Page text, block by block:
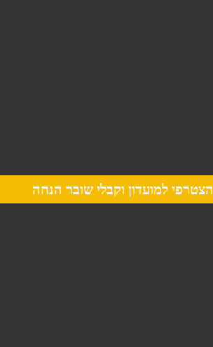
הצטרפי למועדון וקבלי שובר הנחה